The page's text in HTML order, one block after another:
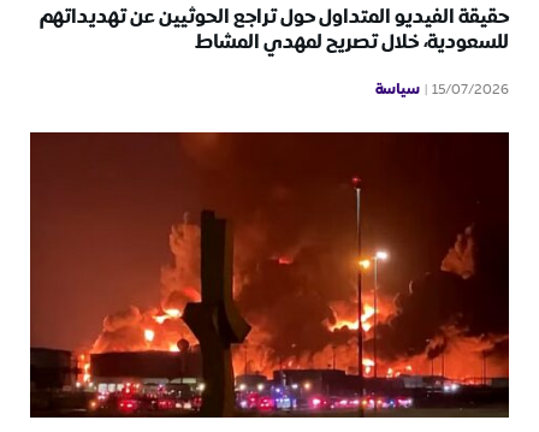
حقيقة الفيديو المتداول حول تراجع الحوثيين عن تهديداتهم
للسعودية، خلال تصريح لمهدي المشاط
15/07/2026 سياسة